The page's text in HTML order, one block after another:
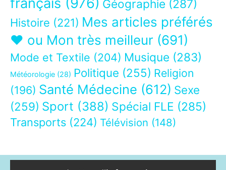
Géographie (287)
Histoire (221) Mes articles préférés
❤ ou Mon très meilleur (691)
Mode et Textile (204) Musique (283)
Météorologie (28) Politique (255) Religion
(196) Santé Médecine (612) Sexe
(259) Sport (388) Spécial FLE (285)
Transports (224) Télévision (148)